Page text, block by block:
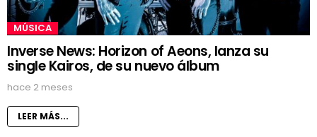
MÚSICA
Inverse News: Horizon of Aeons, lanza su
single Kairos, de su nuevo álbum
hace 2 meses
LEER MÁS...